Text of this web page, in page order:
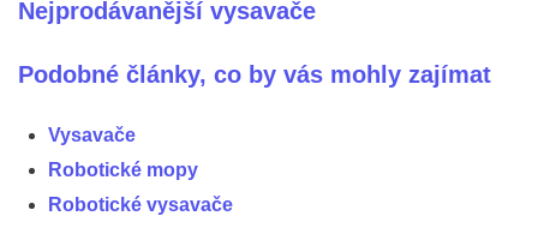
Nejprodávanější vysavače
Podobné články, co by vás mohly zajímat
Vysavače
Robotické mopy
Robotické vysavače